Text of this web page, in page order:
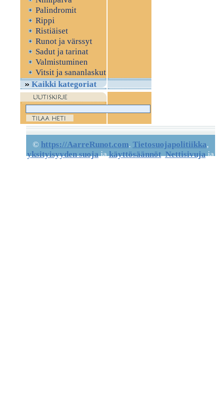
Palindromit
Rippi
Ristiäiset
Runot ja värssyt
Sadut ja tarinat
Valmistuminen
Vitsit ja sananlaskut
Kaikki kategoriat
© https://AarreRunot.com. Tietosuojapolitiikka,
yksityisyyden suojajakäyttösäännöt.Nettisivujaja